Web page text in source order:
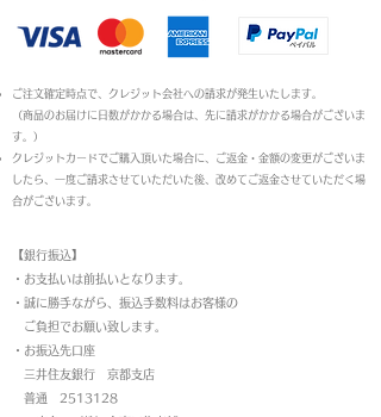
ご注文確定時点で、クレジット会社への請求が発生いたします。
（商品のお届けに日数がかかる場合は、先に請求がかかる場合がございま
す。）
クレジットカードでご購入頂いた場合に、ご返金・金額の変更がございま
したら、一度ご請求させていただいた後、改めてご返金させていただく場
合がございます。
【銀行振込】
・お支払いは前払いとなります。
・ 誠に勝手ながら、振込手数料はお客様の
ご負担でお願い致します。
・お振込先口座
三井住友銀行 京都支店
普通 2513128